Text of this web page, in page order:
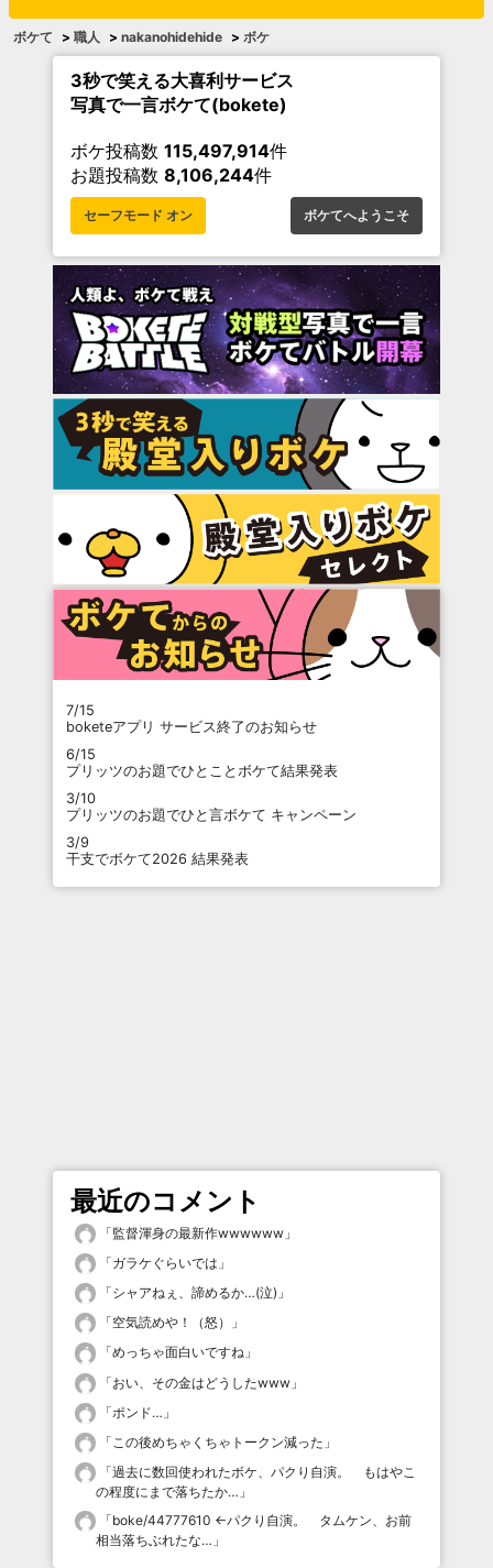
ボケて > 職人 > nakanohidehide > ボケ
3秒で笑える大喜利サービス
写真で一言ボケて(bokete)
ボケ投稿数 115,497,914件
お題投稿数 8,106,244件
セーフモード オン ボケてへようこそ
7/15
boketeアプリ サービス終了のお知らせ
6/15
プリッツのお題でひとことボケて結果発表
3/10
プリッツのお題でひと言ボケて キャンペーン
3/9
干支でボケて2026 結果発表
最近のコメント
「監督渾身の最新作wwwwww 」
「ガラケぐらいでは 」
「シャアねぇ、諦めるか…(泣) 」
「空気読めや！（怒）
」
「めっちゃ面白いですね 」
「おい、その金はどうしたwww 」
「ポンド… 」
「 この後めちゃくちゃトークン減った 」
「過去に数回使われたボケ、パクり自演。 もはやこ
の程度にまで落ちたか… 」
「boke/44777610 ←パクり自演。 タムケン、お前
相当落ちぶれたな… 」